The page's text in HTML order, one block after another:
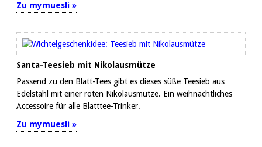
Zu mymuesli »
Santa-Teesieb mit Nikolausmütze
Passend zu den Blatt-Tees gibt es dieses süße Teesieb aus
Edelstahl mit einer roten Nikolausmütze. Ein weihnachtliches
Accessoire für alle Blatttee-Trinker.
Zu mymuesli »